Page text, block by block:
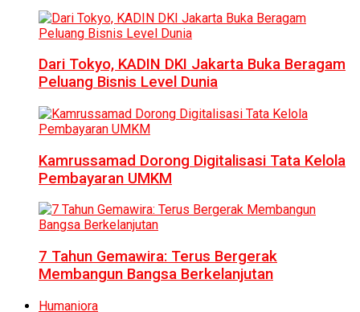
Dari Tokyo, KADIN DKI Jakarta Buka Beragam
Peluang Bisnis Level Dunia
Kamrussamad Dorong Digitalisasi Tata Kelola
Pembayaran UMKM
7 Tahun Gemawira: Terus Bergerak
Membangun Bangsa Berkelanjutan
Humaniora